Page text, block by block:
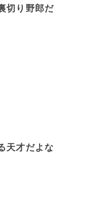
切り野郎だ
天才だよな